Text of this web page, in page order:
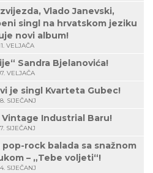
Vlado Janevski,
singl na hrvatskom jeziku
novi album!
VELJAČA
Sandra Bjelanovića!
VELJAČA
je singl Kvarteta Gubec!
SIJEČANJ
Industrial Baru!
SIJEČANJ
pop-rock balada sa snažnom
– „Tebe voljeti“!
SIJEČANJ